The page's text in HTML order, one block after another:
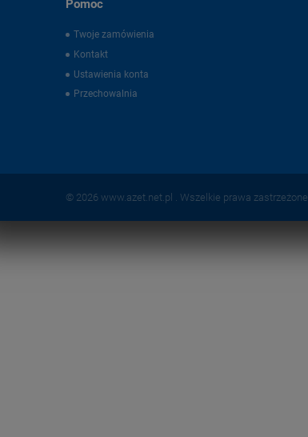
Pomoc
Twoje zamówienia
Kontakt
Ustawienia konta
Przechowalnia
© 2026 www.azet.net.pl . Wszelkie prawa zastrzeżone.